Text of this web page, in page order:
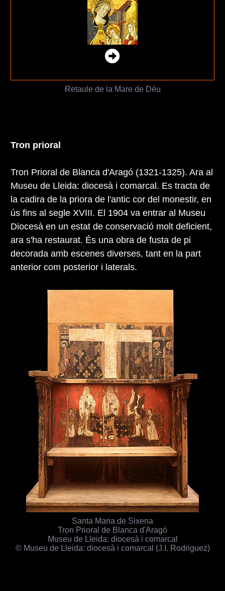
Retaule de la Mare de Déu
Tron prioral
Tron Prioral de Blanca d'Aragó (1321-1325). Ara al
Museu de Lleida: diocesà i comarcal. Es tracta de
la cadira de la priora de l'antic cor del monestir, en
ús fins al segle XVIII. El 1904 va entrar al Museu
Diocesà en un estat de conservació molt deficient,
ara s'ha restaurat. És una obra de fusta de pi
decorada amb escenes diverses, tant en la part
anterior com posterior i laterals.
Santa Maria de Sixena
Tron Prioral de Blanca d'Aragó
Museu de Lleida: diocesà i comarcal
© Museu de Lleida: diocesà i comarcal (J.I. Rodriguez)